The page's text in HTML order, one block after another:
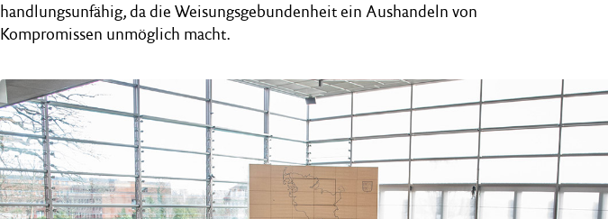
handlungsunfähig, da die Weisungsgebundenheit ein Aushandeln von
Kompromissen unmöglich macht.